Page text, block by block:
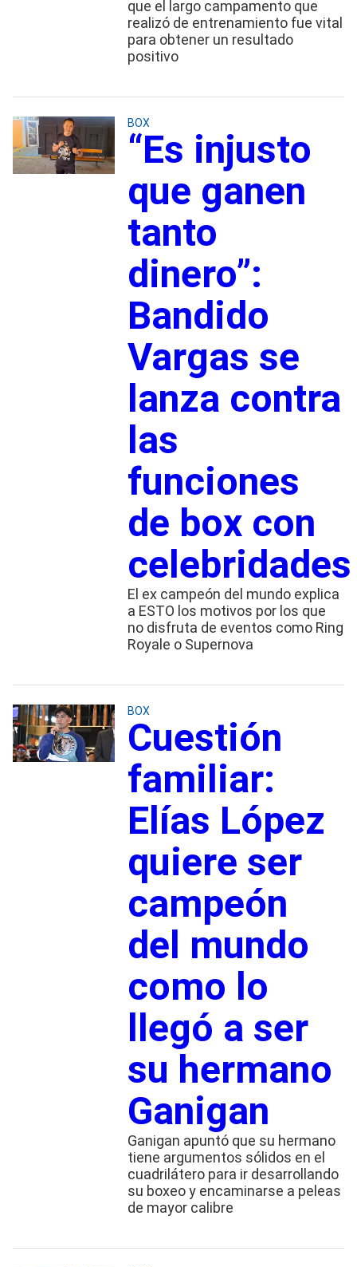
que el largo campamento que
realizó de entrenamiento fue vital
para obtener un resultado
positivo
BOX
“Es injusto
que ganen
tanto
dinero”:
Bandido
Vargas se
lanza contra
las
funciones
de box con
celebridades
El ex campeón del mundo explica
a ESTO los motivos por los que
no disfruta de eventos como Ring
Royale o Supernova
BOX
Cuestión
familiar:
Elías López
quiere ser
campeón
del mundo
como lo
llegó a ser
su hermano
Ganigan
Ganigan apuntó que su hermano
tiene argumentos sólidos en el
cuadrilátero para ir desarrollando
su boxeo y encaminarse a peleas
de mayor calibre